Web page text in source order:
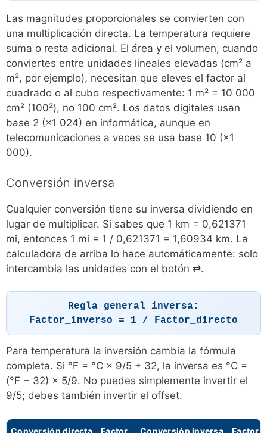
Las magnitudes proporcionales se convierten con
una multiplicación directa. La temperatura requiere
suma o resta adicional. El área y el volumen, cuando
conviertes entre unidades lineales elevadas (cm² a
m², por ejemplo), necesitan que eleves el factor al
cuadrado o al cubo respectivamente: 1 m² = 10 000
cm² (100²), no 100 cm². Los datos digitales usan
base 2 (×1 024) en informática, aunque en
telecomunicaciones a veces se usa base 10 (×1
000).
Conversión inversa
Cualquier conversión tiene su inversa dividiendo en
lugar de multiplicar. Si sabes que 1 km = 0,621371
mi, entonces 1 mi = 1 / 0,621371 = 1,60934 km. La
calculadora de arriba lo hace automáticamente: solo
intercambia las unidades con el botón ⇄.
Regla general inversa:
Factor_inverso = 1 / Factor_directo
Para temperatura la inversión cambia la fórmula
completa. Si °F = °C × 9/5 + 32, la inversa es °C =
(°F − 32) × 5/9. No puedes simplemente invertir el
9/5; debes también invertir el offset.
Conversión directa Factor Conversión inversa Factor